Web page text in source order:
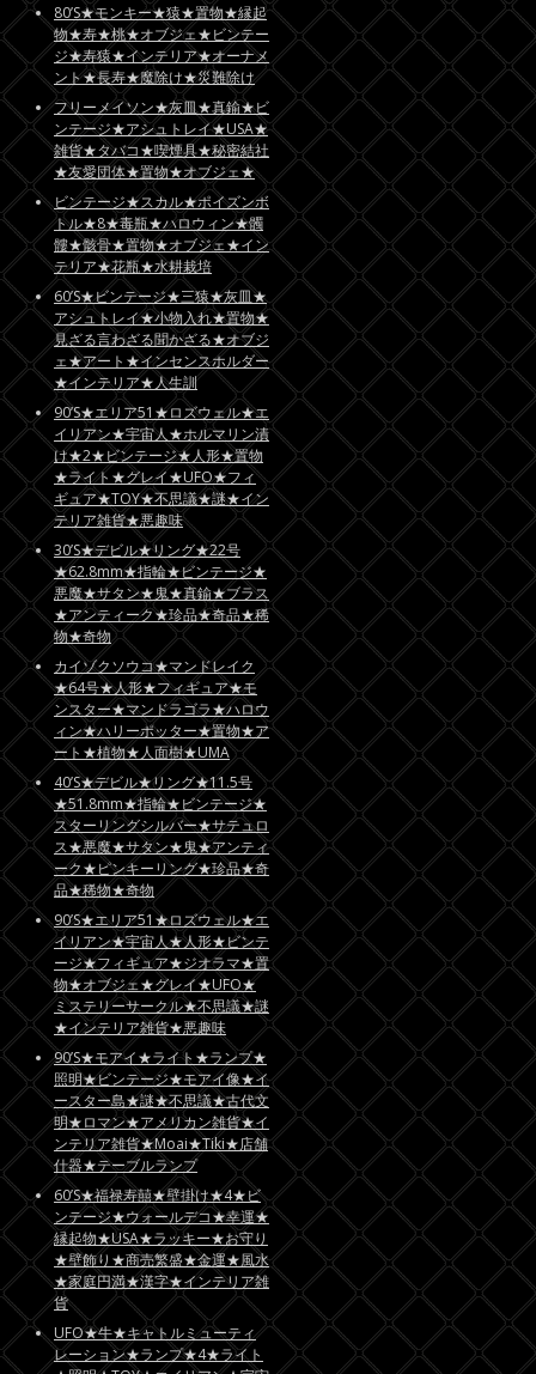
80’S★モンキー★猿★置物★縁起
物★寿★桃★オブジェ★ビンテー
ジ★寿猿★インテリア★オーナメ
ント★長寿★魔除け★災難除け
フリーメイソン★灰皿★真鍮★ビ
ンテージ★アシュトレイ★USA★
雑貨★タバコ★喫煙具★秘密結社
★友愛団体★置物★オブジェ★
ビンテージ★スカル★ポイズンボ
トル★8★毒瓶★ハロウィン★髑
髏★骸骨★置物★オブジェ★イン
テリア★花瓶★水耕栽培
60’S★ビンテージ★三猿★灰皿★
アシュトレイ★小物入れ★置物★
見ざる言わざる聞かざる★オブジ
ェ★アート★インセンスホルダー
★インテリア★人生訓
90’S★エリア51★ロズウェル★エ
イリアン★宇宙人★ホルマリン漬
け★2★ビンテージ★人形★置物
★ライト★グレイ★UFO★フィ
ギュア★TOY★不思議★謎★イン
テリア雑貨★悪趣味
30’S★デビル★リング★22号
★62.8mm★指輪★ビンテージ★
悪魔★サタン★鬼★真鍮★ブラス
★アンティーク★珍品★奇品★稀
物★奇物
カイゾクソウコ★マンドレイク
★64号★人形★フィギュア★モ
ンスター★マンドラゴラ★ハロウ
ィン★ハリーポッター★置物★ア
ート★植物★人面樹★UMA
40’S★デビル★リング★11.5号
★51.8mm★指輪★ビンテージ★
スターリングシルバー★サテュロ
ス★悪魔★サタン★鬼★アンティ
ーク★ピンキーリング★珍品★奇
品★稀物★奇物
90’S★エリア51★ロズウェル★エ
イリアン★宇宙人★人形★ビンテ
ージ★フィギュア★ジオラマ★置
物★オブジェ★グレイ★UFO★
ミステリーサークル★不思議★謎
★インテリア雑貨★悪趣味
90’S★モアイ★ライト★ランプ★
照明★ビンテージ★モアイ像★イ
ースター島★謎★不思議★古代文
明★ロマン★アメリカン雑貨★イ
ンテリア雑貨★Moai★Tiki★店舗
什器★テーブルランプ
60’S★福禄寿囍★壁掛け★4★ビ
ンテージ★ウォールデコ★幸運★
縁起物★USA★ラッキー★お守り
★壁飾り★商売繁盛★金運★風水
★家庭円満★漢字★インテリア雑
貨
UFO★牛★キャトルミューティ
レーション★ランプ★4★ライト